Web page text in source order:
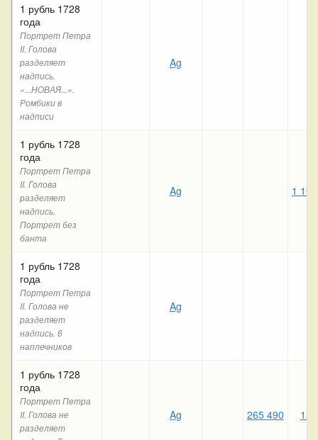
1 рубль 1728
года
Портрет Петра
II. Голова
разделяет
надпись.
«...НОВАЯ...».
Ромбики в
надписи
Ag
1 рубль 1728
года
Портрет Петра
II. Голова
разделяет
надпись.
Портрет без
банта
Ag 1
1 рубль 1728
года
Портрет Петра
II. Голова не
разделяет
надпись. 6
наплечников
Ag
1 рубль 1728
года
Портрет Петра
II. Голова не
разделяет
Ag 265 490